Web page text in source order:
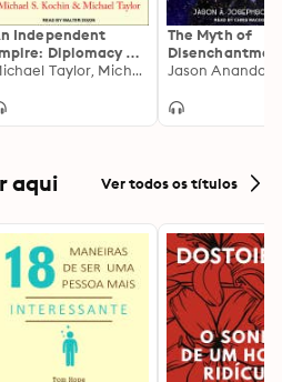
Independent
Diplomacy &
in the Making ofMichael Taylor, Michael S. Kochin
The Myth of
Magic,
Human
aqui Ver todos os títulos